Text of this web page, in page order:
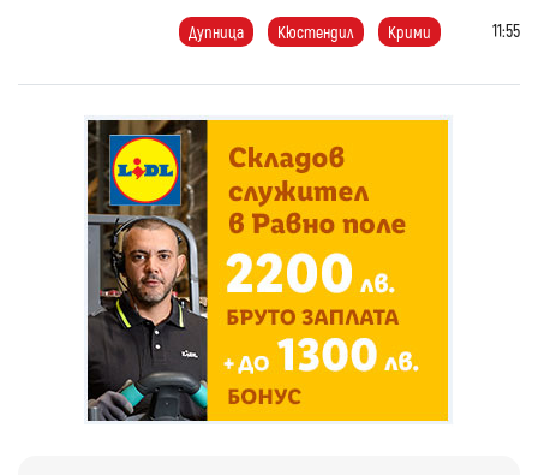
Дупница Кюстендил Крими 11:55